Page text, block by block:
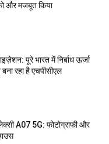
और मजबूत किया
पूरे भारत में निर्बाध ऊर्जा
रहा है एचपीसीएल
A07 5G: फोटोग्राफी और